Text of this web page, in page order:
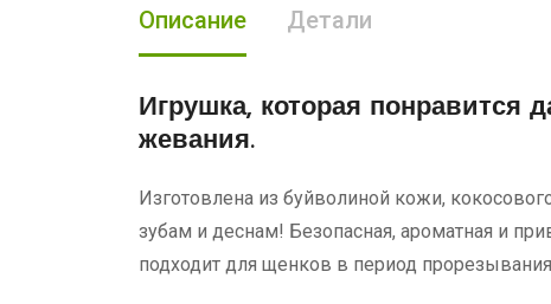
Описание Детали
Игрушка, которая понравится
жевания.
Изготовлена ​​из буйволиной кожи,
зубам и деснам! Безопасная, ароматная и
подходит для щенков в период